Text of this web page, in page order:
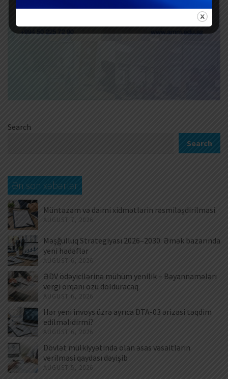
Search
Search
Ən son xəbərlər
Müntəzəm və daimi xidmətlərin rəsmiləşdirilməsi
AUGUST 7, 2026
Məşğulluq Strategiyası 2026–2030: Əmək bazarında
yeni hədəflər
AUGUST 6, 2026
ƏDV ödəyicilərinə mühüm yenilik – Bəyannamələri
vergi orqanı özü dolduracaq
AUGUST 6, 2026
Hər yeni invoys üzrə ayrıca DTA-03 ərizəsi təqdim
edilməlidirmi?
AUGUST 6, 2026
Dövlət mülkiyyətində olan əsas vəsaitlərin
verilməsi qaydası dəyişib
AUGUST 5, 2026